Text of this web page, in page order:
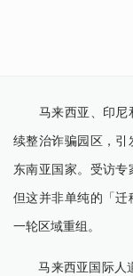
马来西亚、印尼
续整治诈骗园区，
东南亚国家。受访专
但这并非单纯的「
一轮区域重组。
马来西亚国际人道